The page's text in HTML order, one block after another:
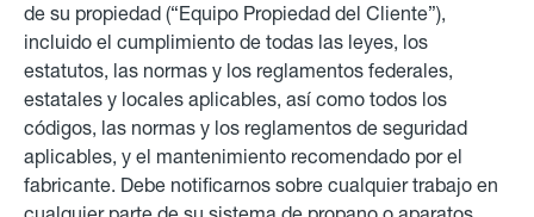
de su propiedad (“Equipo Propiedad del Cliente”),
incluido el cumplimiento de todas las leyes, los
estatutos, las normas y los reglamentos federales,
estatales y locales aplicables, así como todos los
códigos, las normas y los reglamentos de seguridad
aplicables, y el mantenimiento recomendado por el
fabricante. Debe notificarnos sobre cualquier trabajo en